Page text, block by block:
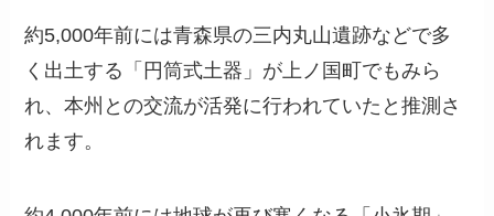
約5,000年前には青森県の三内丸山遺跡などで多
く出土する「円筒式土器」が上ノ国町でもみら
れ、本州との交流が活発に行われていたと推測さ
れます。